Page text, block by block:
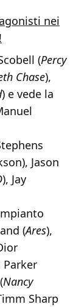
nei
(Percy
Chase),
) e vede la
Jason
), Jay
(Ares),
Parker
Nancy
Sharp